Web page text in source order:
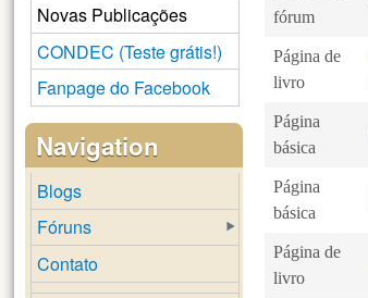
fórum
Página de
livro
Página
básica
Página
básica
Página de
livro
Novas Publicações
CONDEC (Teste grátis!)
Fanpage do Facebook
Navigation
Blogs
Fóruns
Contato